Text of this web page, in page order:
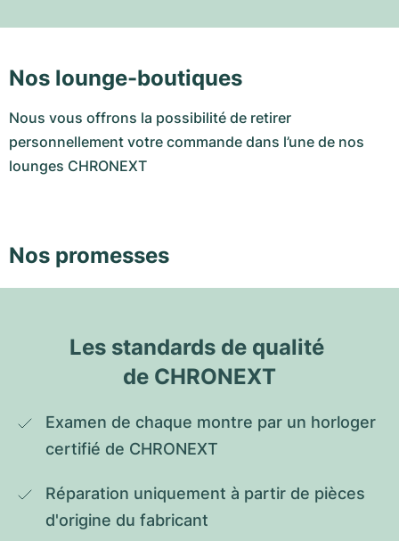
Nos lounge-boutiques
Nous vous offrons la possibilité de retirer
personnellement votre commande dans l’une de nos
lounges CHRONEXT
Nos promesses
Les standards de qualité
de CHRONEXT
Examen de chaque montre par un horloger
certifié de CHRONEXT
Réparation uniquement à partir de pièces
d'origine du fabricant